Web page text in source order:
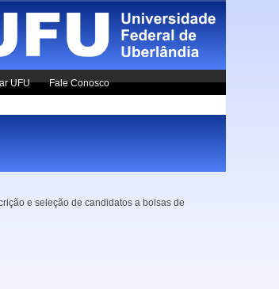
UFU Fale Conosco
e seleção de candidatos a bolsas de